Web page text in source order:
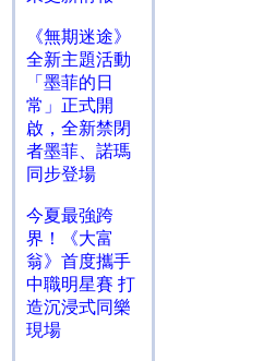
《無期迷途》
全新主題活動
「墨菲的日
常」正式開
啟，全新禁閉
者墨菲、諾瑪
同步登場
今夏最強跨
界！《大富
翁》首度攜手
中職明星賽 打
造沉浸式同樂
現場